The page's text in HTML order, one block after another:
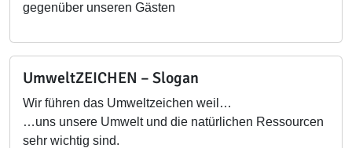
gegenüber unseren Gästen
UmweltZEICHEN – Slogan
Wir führen das Umweltzeichen weil…
…uns unsere Umwelt und die natürlichen Ressourcen
sehr wichtig sind.